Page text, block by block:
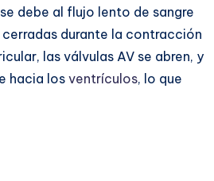
debe al flujo lento de sangre
cerradas durante la contracción
las válvulas AV se abren, y
hacia los ventrículos, lo que